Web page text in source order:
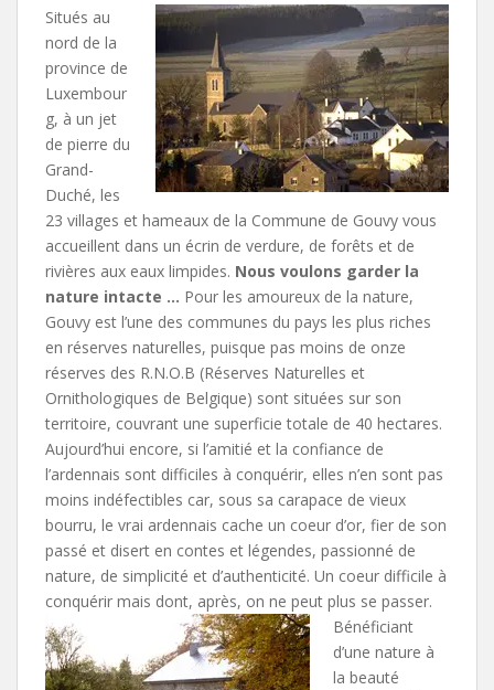
Situés au
nord de la
province de
Luxembour
g, à un jet
de pierre du
Grand-
Duché, les
23 villages et hameaux de la Commune de Gouvy vous
accueillent dans un écrin de verdure, de forêts et de
rivières aux eaux limpides. Nous voulons garder la
nature intacte … Pour les amoureux de la nature,
Gouvy est l’une des communes du pays les plus riches
en réserves naturelles, puisque pas moins de onze
réserves des R.N.O.B (Réserves Naturelles et
Ornithologiques de Belgique) sont situées sur son
territoire, couvrant une superficie totale de 40 hectares.
Aujourd’hui encore, si l’amitié et la confiance de
l’ardennais sont difficiles à conquérir, elles n’en sont pas
moins indéfectibles car, sous sa carapace de vieux
bourru, le vrai ardennais cache un coeur d’or, fier de son
passé et disert en contes et légendes, passionné de
nature, de simplicité et d’authenticité. Un coeur difficile à
conquérir mais dont, après, on ne peut plus se passer.
Bénéficiant
d’une nature à
la beauté